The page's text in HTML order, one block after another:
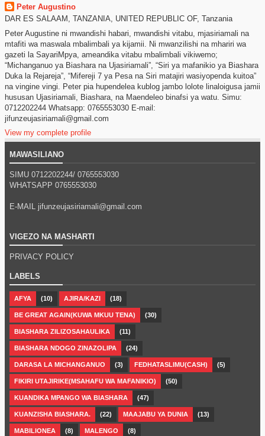
Peter Augustino
DAR ES SALAAM, TANZANIA, UNITED REPUBLIC OF, Tanzania
Peter Augustine ni mwandishi habari, mwandishi vitabu, mjasiriamali na
mtafiti wa maswala mbalimbali ya kijamii. Ni mwanzilishi na mhariri wa
gazeti la SayariMpya, ameandika vitabu mbalimbali vikiwemo;
“Michanganuo ya Biashara na Ujasiriamali”, “Siri ya mafanikio ya Biashara
Duka la Rejareja”, “Mifereji 7 ya Pesa na Siri matajiri wasiyopenda kuitoa”
na vingine vingi. Peter pia hupendelea kublog jambo lolote linaloigusa jamii
hususan Ujasiriamali, Biashara, na Maendeleo binafsi ya watu. Simu:
0712202244 Whatsapp: 0765553030 E-mail:
jifunzeujasiriamali@gmail.com
View my complete profile
MAWASILIANO
SIMU 0712202244/ 0765553030
WHATSAPP 0765553030
E-MAIL jifunzeujasiriamali@gmail.com
VIGEZO NA MASHARTI
PRIVACY POLICY
LABELS
AFYA (10) AJIRA/KAZI (18)
BE GREAT AGAIN(KUWA MKUU TENA) (30)
BIASHARA ZILIZOSAHAULIKA (11)
BIASHARA NDOGO ZINAZOLIPA (24)
DARASA LA MICHANGANUO (3) FEDHATASLIMU(CASH) (5)
FIKIRI UTAJIRIKE(MSAHAFU WA MAFANIKIO) (50)
KUANDIKA MPANGO WA BIASHARA (47)
KUANZISHA BIASHARA. (22) MAAJABU YA DUNIA (13)
MABILIONEA (8) MALENGO (8)